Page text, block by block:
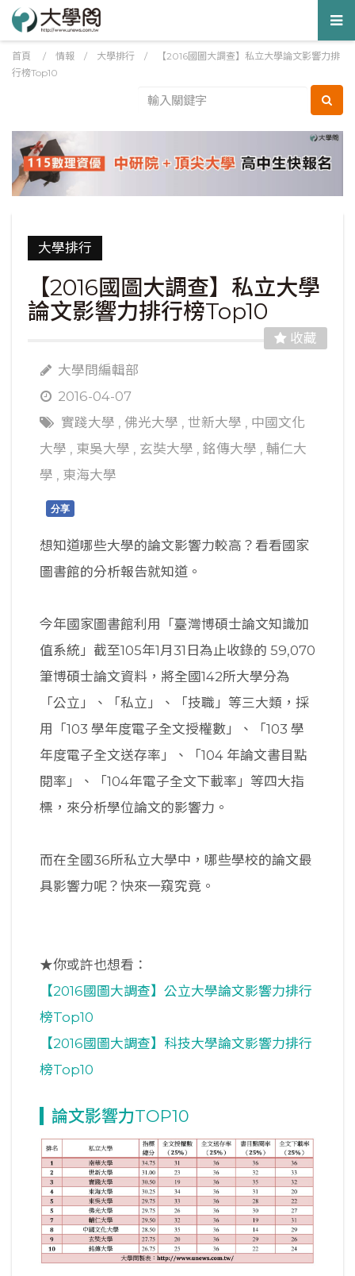
首頁 / 情報 / 大學排行 /
【2016國圖大調查】私立大學論文影響力排
行榜Top10
大學排行
【2016國圖大調查】私立大學
論文影響力排行榜Top10
收藏
大學問編輯部
2016-04-07
實踐大學 , 佛光大學 , 世新大學 , 中國文化
大學 , 東吳大學 , 玄奘大學 , 銘傳大學 , 輔仁大
學 , 東海大學
分享
想知道哪些大學的論文影響力較高？看看國家
圖書館的分析報告就知道。
今年國家圖書館利用「臺灣博碩士論文知識加
值系統」截至105年1月31日為止收錄的 59,070
筆博碩士論文資料，將全國142所大學分為
「公立」、「私立」、「技職」等三大類，採
用「103 學年度電子全文授權數」、「103 學
年度電子全文送存率」、「104 年論文書目點
閱率」、「104年電子全文下載率」等四大指
標，來分析學位論文的影響力。
而在全國36所私立大學中，哪些學校的論文最
具影響力呢？快來一窺究竟。
★你或許也想看：
【2016國圖大調查】公立大學論文影響力排行
榜Top10
【2016國圖大調查】科技大學論文影響力排行
榜Top10
論文影響力TOP10